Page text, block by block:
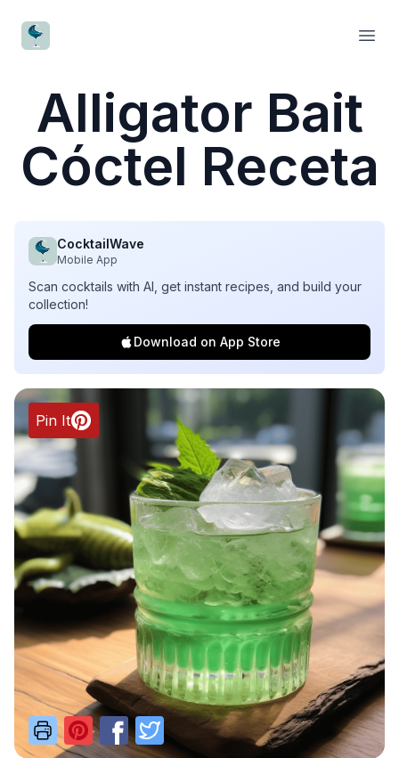
CocktailWave
Alligator Bait
Cóctel Receta
CocktailWave
Mobile App
Scan cocktails with AI, get instant recipes, and build your
collection!
Download on App Store
Pin It